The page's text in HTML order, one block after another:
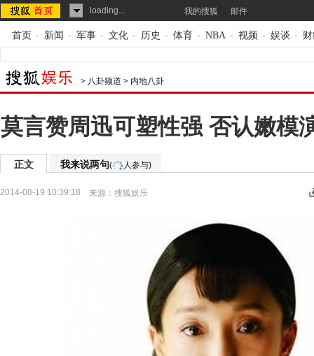
loading... 我的搜狐 邮件
首页 - 新闻 - 军事 - 文化 - 历史 - 体育 - NBA - 视频 - 娱谈 -
> 八卦频道 > 内地八卦
莫言赞周迅可塑性强 否认嫩模
正文 我来说两句( 人参与)
2014-08-19 10:39:18 来源： 搜狐娱乐